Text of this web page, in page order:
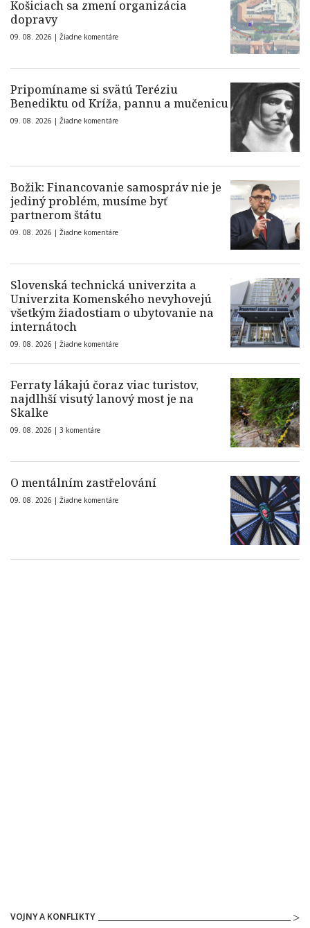
Košiciach sa zmení organizácia
dopravy
09. 08. 2026 | Žiadne komentáre
Pripomíname si svätú Teréziu
Benediktu od Kríža, pannu a mučenicu
09. 08. 2026 | Žiadne komentáre
Božik: Financovanie samospráv nie je
jediný problém, musíme byť
partnerom štátu
09. 08. 2026 | Žiadne komentáre
Slovenská technická univerzita a
Univerzita Komenského nevyhovejú
všetkým žiadostiam o ubytovanie na
internátoch
09. 08. 2026 | Žiadne komentáre
Ferraty lákajú čoraz viac turistov,
najdlhší visutý lanový most je na
Skalke
09. 08. 2026 | 3 komentáre
O mentálním zastřelování
09. 08. 2026 | Žiadne komentáre
VOJNY A KONFLIKTY